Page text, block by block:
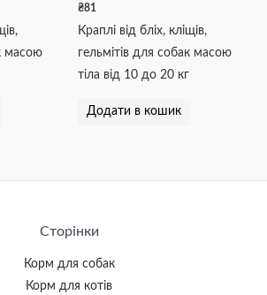
масою
₴81
Краплі від бліх, кліщів,
гельмітів для собак масою
тіла від 10 до 20 кг
Додати в кошик
Сторінки
Корм для собак
Корм для котів